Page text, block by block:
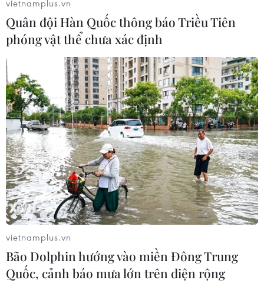
#London #Ấn Độ #Telegraph
#Ziona Chana
Ấn Độ
Theo dõi VietnamPlus
vietnamplus.vn
Quân đội Hàn Quốc thông báo Triều Tiên
phóng vật thể chưa xác định
vietnamplus.vn
Bão Dolphin hướng vào miền Đông Trung
Quốc, cảnh báo mưa lớn trên diện rộng